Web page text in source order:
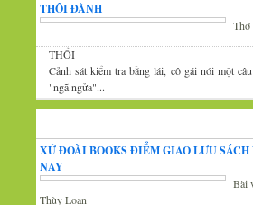
THÔI ĐÀNH
Thơ
THỔI
Cảnh sát kiểm tra bằng lái, cô gái nói một
"ngã ngửa"...
XỨ ĐOÀI BOOKS ĐIỂM GIAO LƯU SÁCH
NAY
Bài
Thùy Loan